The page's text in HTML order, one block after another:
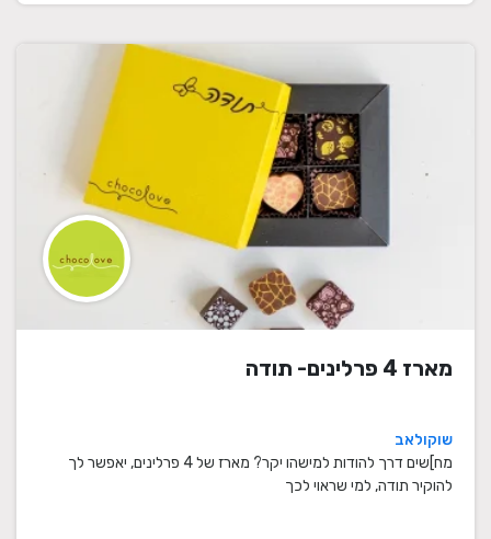
מארז 4 פרלינים- תודה
שוקולאב
מח]שים דרך להודות למישהו יקר? מארז של 4 פרלינים, יאפשר לך
להוקיר תודה, למי שראוי לכך